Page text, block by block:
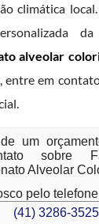
climática
alveolar
entre em
um
sobre
Alveolar
pelo telefone
(41) 3286-3525